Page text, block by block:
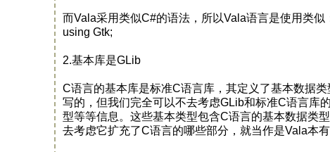
而Vala采用类似C#的语法，所以Vala语言是使用类似
using Gtk;
2.基本库是GLib
C语言的基本库是标准C语言库，其定义了基本数据
写的，但我们完全可以不去考虑GLib和标准C语言库
型等等信息。这些基本类型包含C语言的基本数据类
去考虑它扩充了C语言的哪些部分，就当作是Vala本有